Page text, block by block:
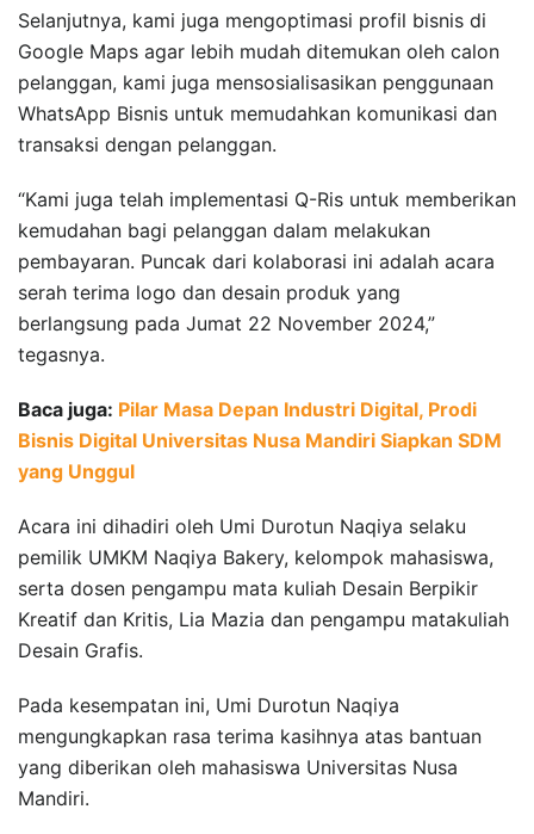
Selanjutnya, kami juga mengoptimasi profil bisnis di
Google Maps agar lebih mudah ditemukan oleh calon
pelanggan, kami juga mensosialisasikan penggunaan
WhatsApp Bisnis untuk memudahkan komunikasi dan
transaksi dengan pelanggan.
“Kami juga telah implementasi Q-Ris untuk memberikan
kemudahan bagi pelanggan dalam melakukan
pembayaran. Puncak dari kolaborasi ini adalah acara
serah terima logo dan desain produk yang
berlangsung pada Jumat 22 November 2024,”
tegasnya.
Baca juga: Pilar Masa Depan Industri Digital, Prodi
Bisnis Digital Universitas Nusa Mandiri Siapkan SDM
yang Unggul
Acara ini dihadiri oleh Umi Durotun Naqiya selaku
pemilik UMKM Naqiya Bakery, kelompok mahasiswa,
serta dosen pengampu mata kuliah Desain Berpikir
Kreatif dan Kritis, Lia Mazia dan pengampu matakuliah
Desain Grafis.
Pada kesempatan ini, Umi Durotun Naqiya
mengungkapkan rasa terima kasihnya atas bantuan
yang diberikan oleh mahasiswa Universitas Nusa
Mandiri.